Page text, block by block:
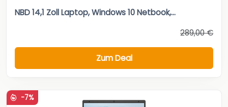
NBD 14,1 Zoll Laptop, Windows 10 Netbook,...
289,00 €
Zum Deal
-7%